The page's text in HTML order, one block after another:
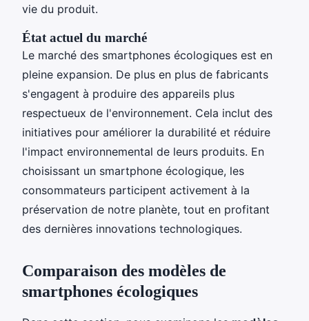
vie du produit.
État actuel du marché
Le marché des smartphones écologiques est en
pleine expansion. De plus en plus de fabricants
s'engagent à produire des appareils plus
respectueux de l'environnement. Cela inclut des
initiatives pour améliorer la durabilité et réduire
l'impact environnemental de leurs produits. En
choisissant un smartphone écologique, les
consommateurs participent activement à la
préservation de notre planète, tout en profitant
des dernières innovations technologiques.
Comparaison des modèles de
smartphones écologiques